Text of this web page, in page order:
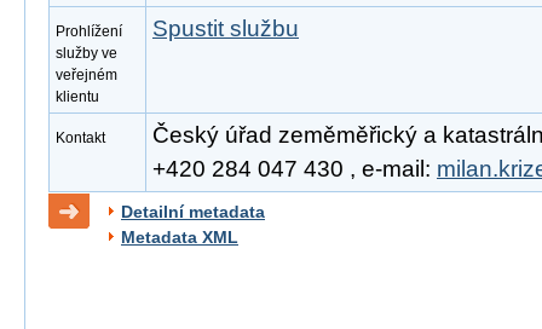
Prohlížení
služby ve
veřejném
klientu
Spustit službu
Kontakt
Český úřad zeměměřický a
+420 284 047 430 , e-mail:
Detailní metadata
Metadata XML